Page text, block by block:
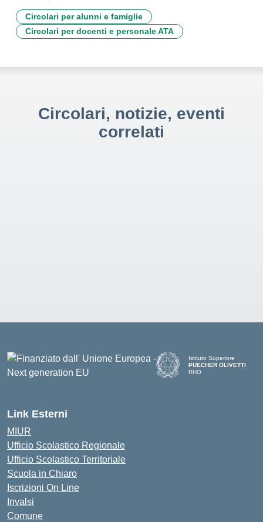
Circolari per alunni e famiglie
Circolari per docenti e personale ATA
Circolari, notizie, eventi
correlati
Istituto Superiore
PUECHER OLIVETTI
RHO
Link Esterni
MIUR
Ufficio Scolastico Regionale
Ufficio Scolastico Territoriale
Scuola in Chiaro
Iscrizioni On Line
Invalsi
Comune